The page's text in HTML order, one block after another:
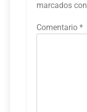
marcados con
Comentario *